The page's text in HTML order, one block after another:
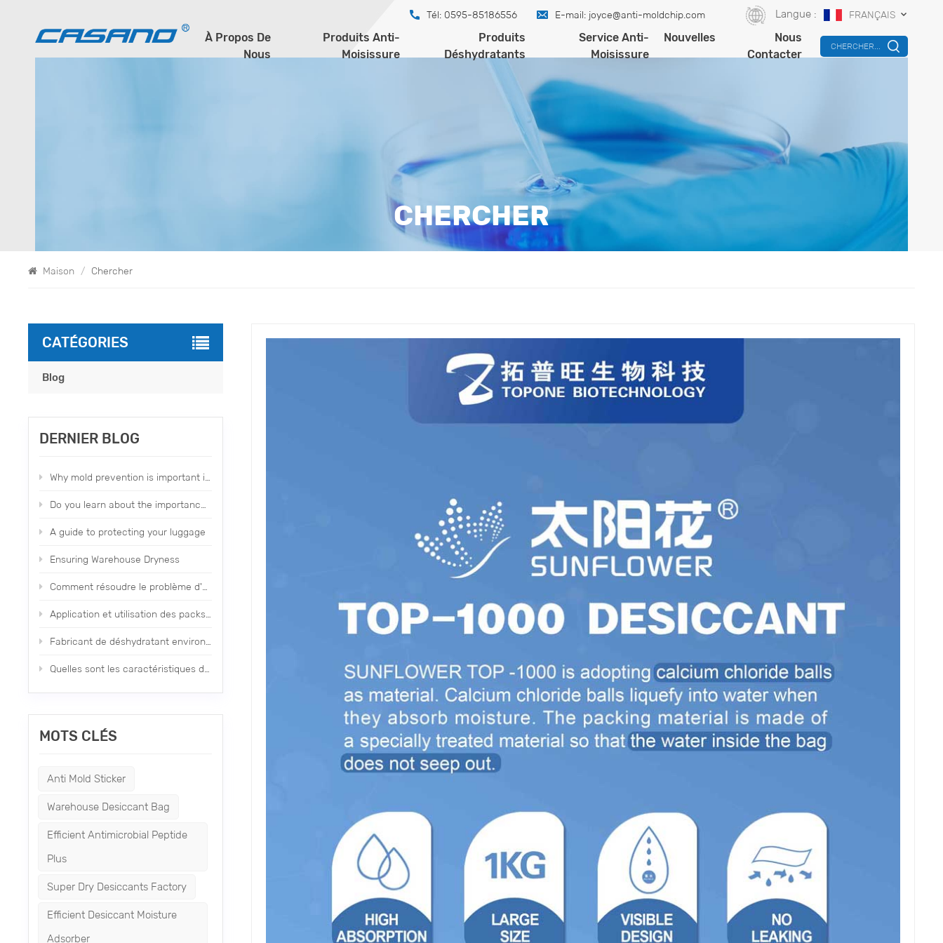
Tél: 0595-85186556 E-mail: joyce@anti-moldchip.com Langue : FRANÇAIS
À Propos De
Nous
Produits Anti-
Moisissure
Produits
Déshydratants
Service Anti-
Moisissure
Nouvelles
Nous
Contacter
CHERCHER...
CHERCHER
Maison / Chercher
CATÉGORIES
Blog
DERNIER BLOG
Why mold prevention is important in our daily life？
Do you learn about the importance of moldproofing items？
A guide to protecting your luggage
Ensuring Warehouse Dryness
Comment résoudre le problème d'odeur des chaussures et des vêtements d'usine
Application et utilisation des packs de séchage parfumés Topone
Fabricant de déshydratant environnemental nano nouveau type
Quelles sont les caractéristiques du déshydratant minéral ?
MOTS CLÉS
Anti Mold Sticker
Warehouse Desiccant Bag
Efficient Antimicrobial Peptide
Plus
Super Dry Desiccants Factory
Efficient Desiccant Moisture
Adsorber